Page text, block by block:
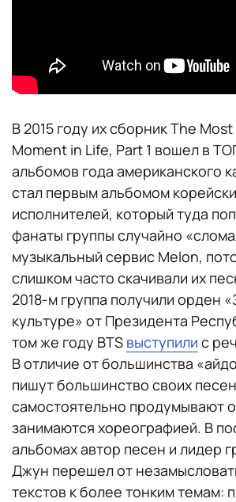
В 2015 году их сборник The
Moment in Life, Part 1 вошел в
альбомов года американского
стал первым альбомом
исполнителей, который туда
фанаты группы случайно
музыкальный сервис Melon,
слишком часто скачивали их
2018-м группа получили орден
культуре» от Президента
том же году BTS выступили с
В отличие от большинства
пишут большинство своих
самостоятельно продумывают
занимаются хореографией. В
альбомах автор песен и лидер
Джун перешел от
текстов к более тонким темам: